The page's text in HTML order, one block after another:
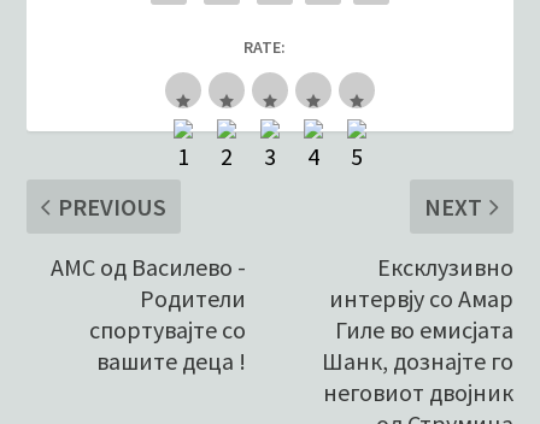
RATE:
PREVIOUS
АМС од Василево -
Родители
спортувајте со
вашите деца !
NEXT
Ексклузивно
интервју со Амар
Гиле во емисјата
Шанк, дознајте го
неговиот двојник